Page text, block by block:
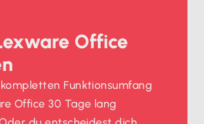
Office
Funktionsumfang
Office 30 Tage lang